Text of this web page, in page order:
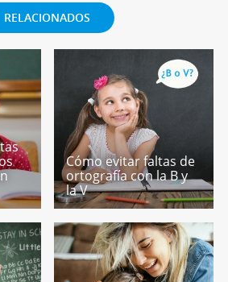
RELACIONADOS
Cómo evitar faltas de
ortografía con la B y
la V